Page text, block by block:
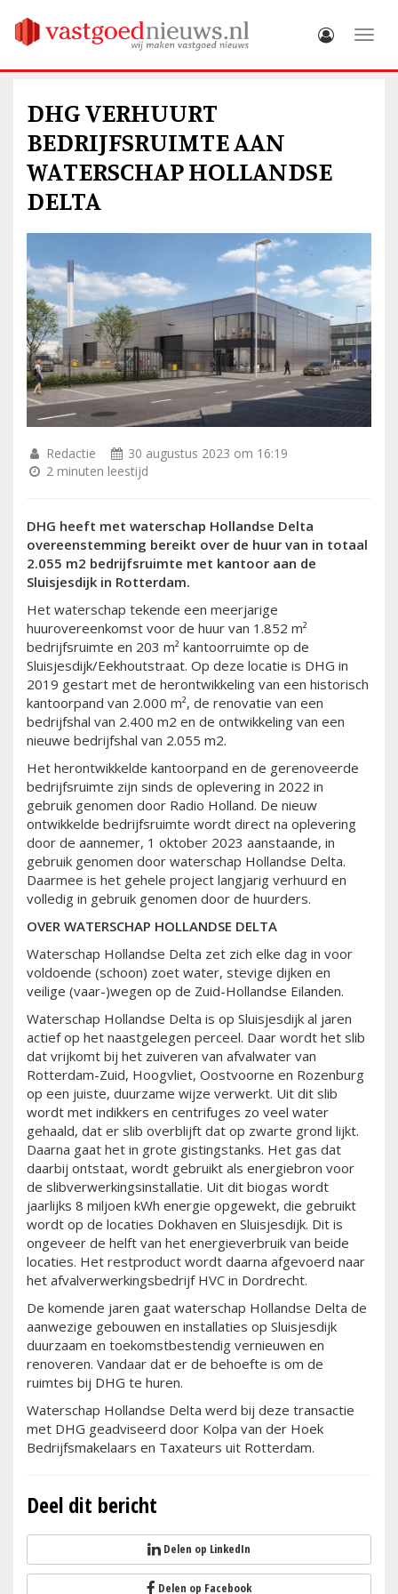
DHG VERHUURT
BEDRIJFSRUIMTE AAN
WATERSCHAP HOLLANDSE
DELTA
Redactie
30 augustus 2023 om 16:19
2 minuten leestijd
DHG heeft met waterschap Hollandse Delta
overeenstemming bereikt over de huur van in totaal
2.055 m2 bedrijfsruimte met kantoor aan de
Sluisjesdijk in Rotterdam.
Het waterschap tekende een meerjarige
huurovereenkomst voor de huur van 1.852 m²
bedrijfsruimte en 203 m² kantoorruimte op de
Sluisjesdijk/Eekhoutstraat. Op deze locatie is DHG in
2019 gestart met de herontwikkeling van een historisch
kantoorpand van 2.000 m², de renovatie van een
bedrijfshal van 2.400 m2 en de ontwikkeling van een
nieuwe bedrijfshal van 2.055 m2.
Het herontwikkelde kantoorpand en de gerenoveerde
bedrijfsruimte zijn sinds de oplevering in 2022 in
gebruik genomen door Radio Holland. De nieuw
ontwikkelde bedrijfsruimte wordt direct na oplevering
door de aannemer, 1 oktober 2023 aanstaande, in
gebruik genomen door waterschap Hollandse Delta.
Daarmee is het gehele project langjarig verhuurd en
volledig in gebruik genomen door de huurders.
OVER WATERSCHAP HOLLANDSE DELTA
Waterschap Hollandse Delta zet zich elke dag in voor
voldoende (schoon) zoet water, stevige dijken en
veilige (vaar-)wegen op de Zuid-Hollandse Eilanden.
Waterschap Hollandse Delta is op Sluisjesdijk al jaren
actief op het naastgelegen perceel. Daar wordt het slib
dat vrijkomt bij het zuiveren van afvalwater van
Rotterdam-Zuid, Hoogvliet, Oostvoorne en Rozenburg
op een juiste, duurzame wijze verwerkt. Uit dit slib
wordt met indikkers en centrifuges zo veel water
gehaald, dat er slib overblijft dat op zwarte grond lijkt.
Daarna gaat het in grote gistingstanks. Het gas dat
daarbij ontstaat, wordt gebruikt als energiebron voor
de slibverwerkingsinstallatie. Uit dit biogas wordt
jaarlijks 8 miljoen kWh energie opgewekt, die gebruikt
wordt op de locaties Dokhaven en Sluisjesdijk. Dit is
ongeveer de helft van het energieverbruik van beide
locaties. Het restproduct wordt daarna afgevoerd naar
het afvalverwerkingsbedrijf HVC in Dordrecht.
De komende jaren gaat waterschap Hollandse Delta de
aanwezige gebouwen en installaties op Sluisjesdijk
duurzaam en toekomstbestendig vernieuwen en
renoveren. Vandaar dat er de behoefte is om de
ruimtes bij DHG te huren.
Waterschap Hollandse Delta werd bij deze transactie
met DHG geadviseerd door Kolpa van der Hoek
Bedrijfsmakelaars en Taxateurs uit Rotterdam.
Deel dit bericht
Delen op LinkedIn
Delen op Facebook